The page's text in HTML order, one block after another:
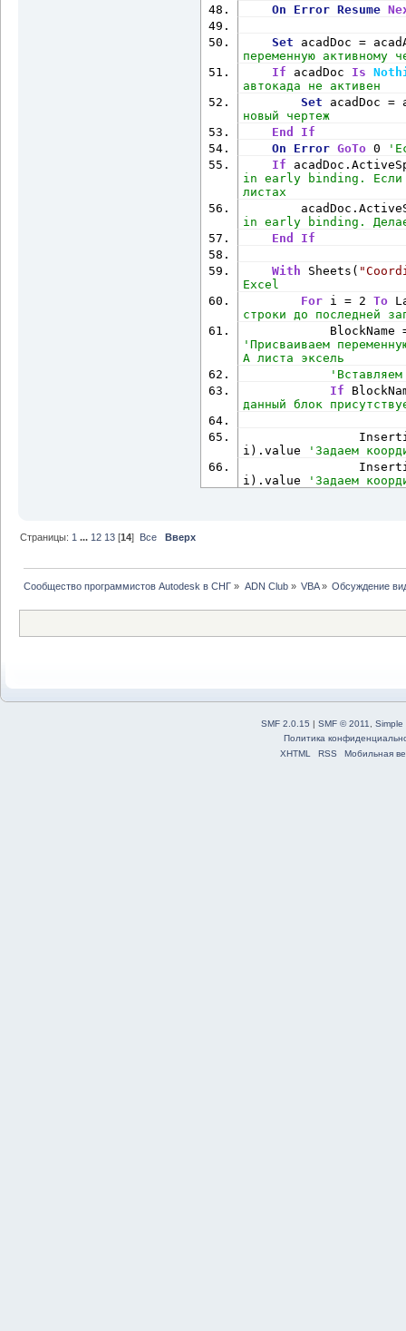
On
Error Resume
Set acadDoc =
переменную активному
If acadDoc Is
автокада не активен
Set acadDoc =
новый чертеж
End
If
On
Error GoTo 0
If
in early binding. Если
листах
in early binding.
End
If
With Sheets(
Excel
For i = 2 To
строки до последней
BlockName =
'Присваиваем
А листа эксель
If
данный блок
i).value
'Задаем
i).value
'Задаем
BlockScale.Y
'Задаем масштаб по Y
BlockName,
RotationAngle *
Страницы: 1 ... 12 13 [14] Все Вверх
Сообщество программистов Autodesk в СНГ » ADN Club» VBA» Обсуждение
SMF 2.0.15 | SMF © 2011
Simple
Политика
XHTML
RSS Мобильная